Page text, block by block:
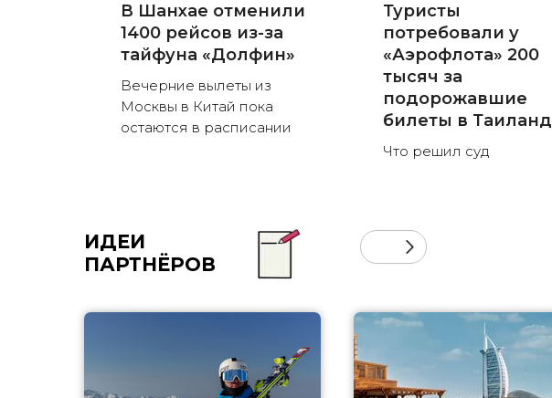
В Шанхае отменили
1400 рейсов из-за
тайфуна «Долфин»
Вечерние вылеты из
Москвы в Китай пока
остаются в расписании
Туристы
потребовали у
«Аэрофлота» 200
тысяч за
подорожавшие
билеты в Таиланд
Что решил суд
ИДЕИ
ПАРТНЁРОВ